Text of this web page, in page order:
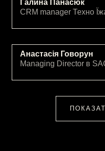
Галина Панасюк
CRM manager Техно
Анастасія Говорун
Managing Director в